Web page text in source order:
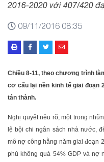
2016-2020 với 407/420
09/11/2016 08:35
Chiều 8-11, theo chương trình
cơ cấu lại nền kinh tế giai đoạn
tán thành.
Nghị quyết nêu rõ, một trong
lệ bội chi ngân sách nhà nước,
mô nợ công hằng năm giai đoạn
phủ không quá 54% GDP và nợ